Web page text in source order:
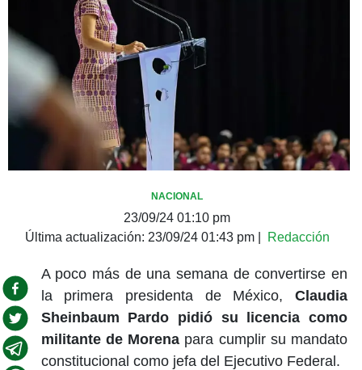
NACIONAL
23/09/24 01:10 pm
Última actualización: 23/09/24 01:43 pm| Redacción
A poco más de una semana de convertirse en
la primera presidenta de México, Claudia
Sheinbaum Pardo pidió su licencia como
militante de Morena para cumplir su mandato
constitucional como jefa del Ejecutivo Federal.